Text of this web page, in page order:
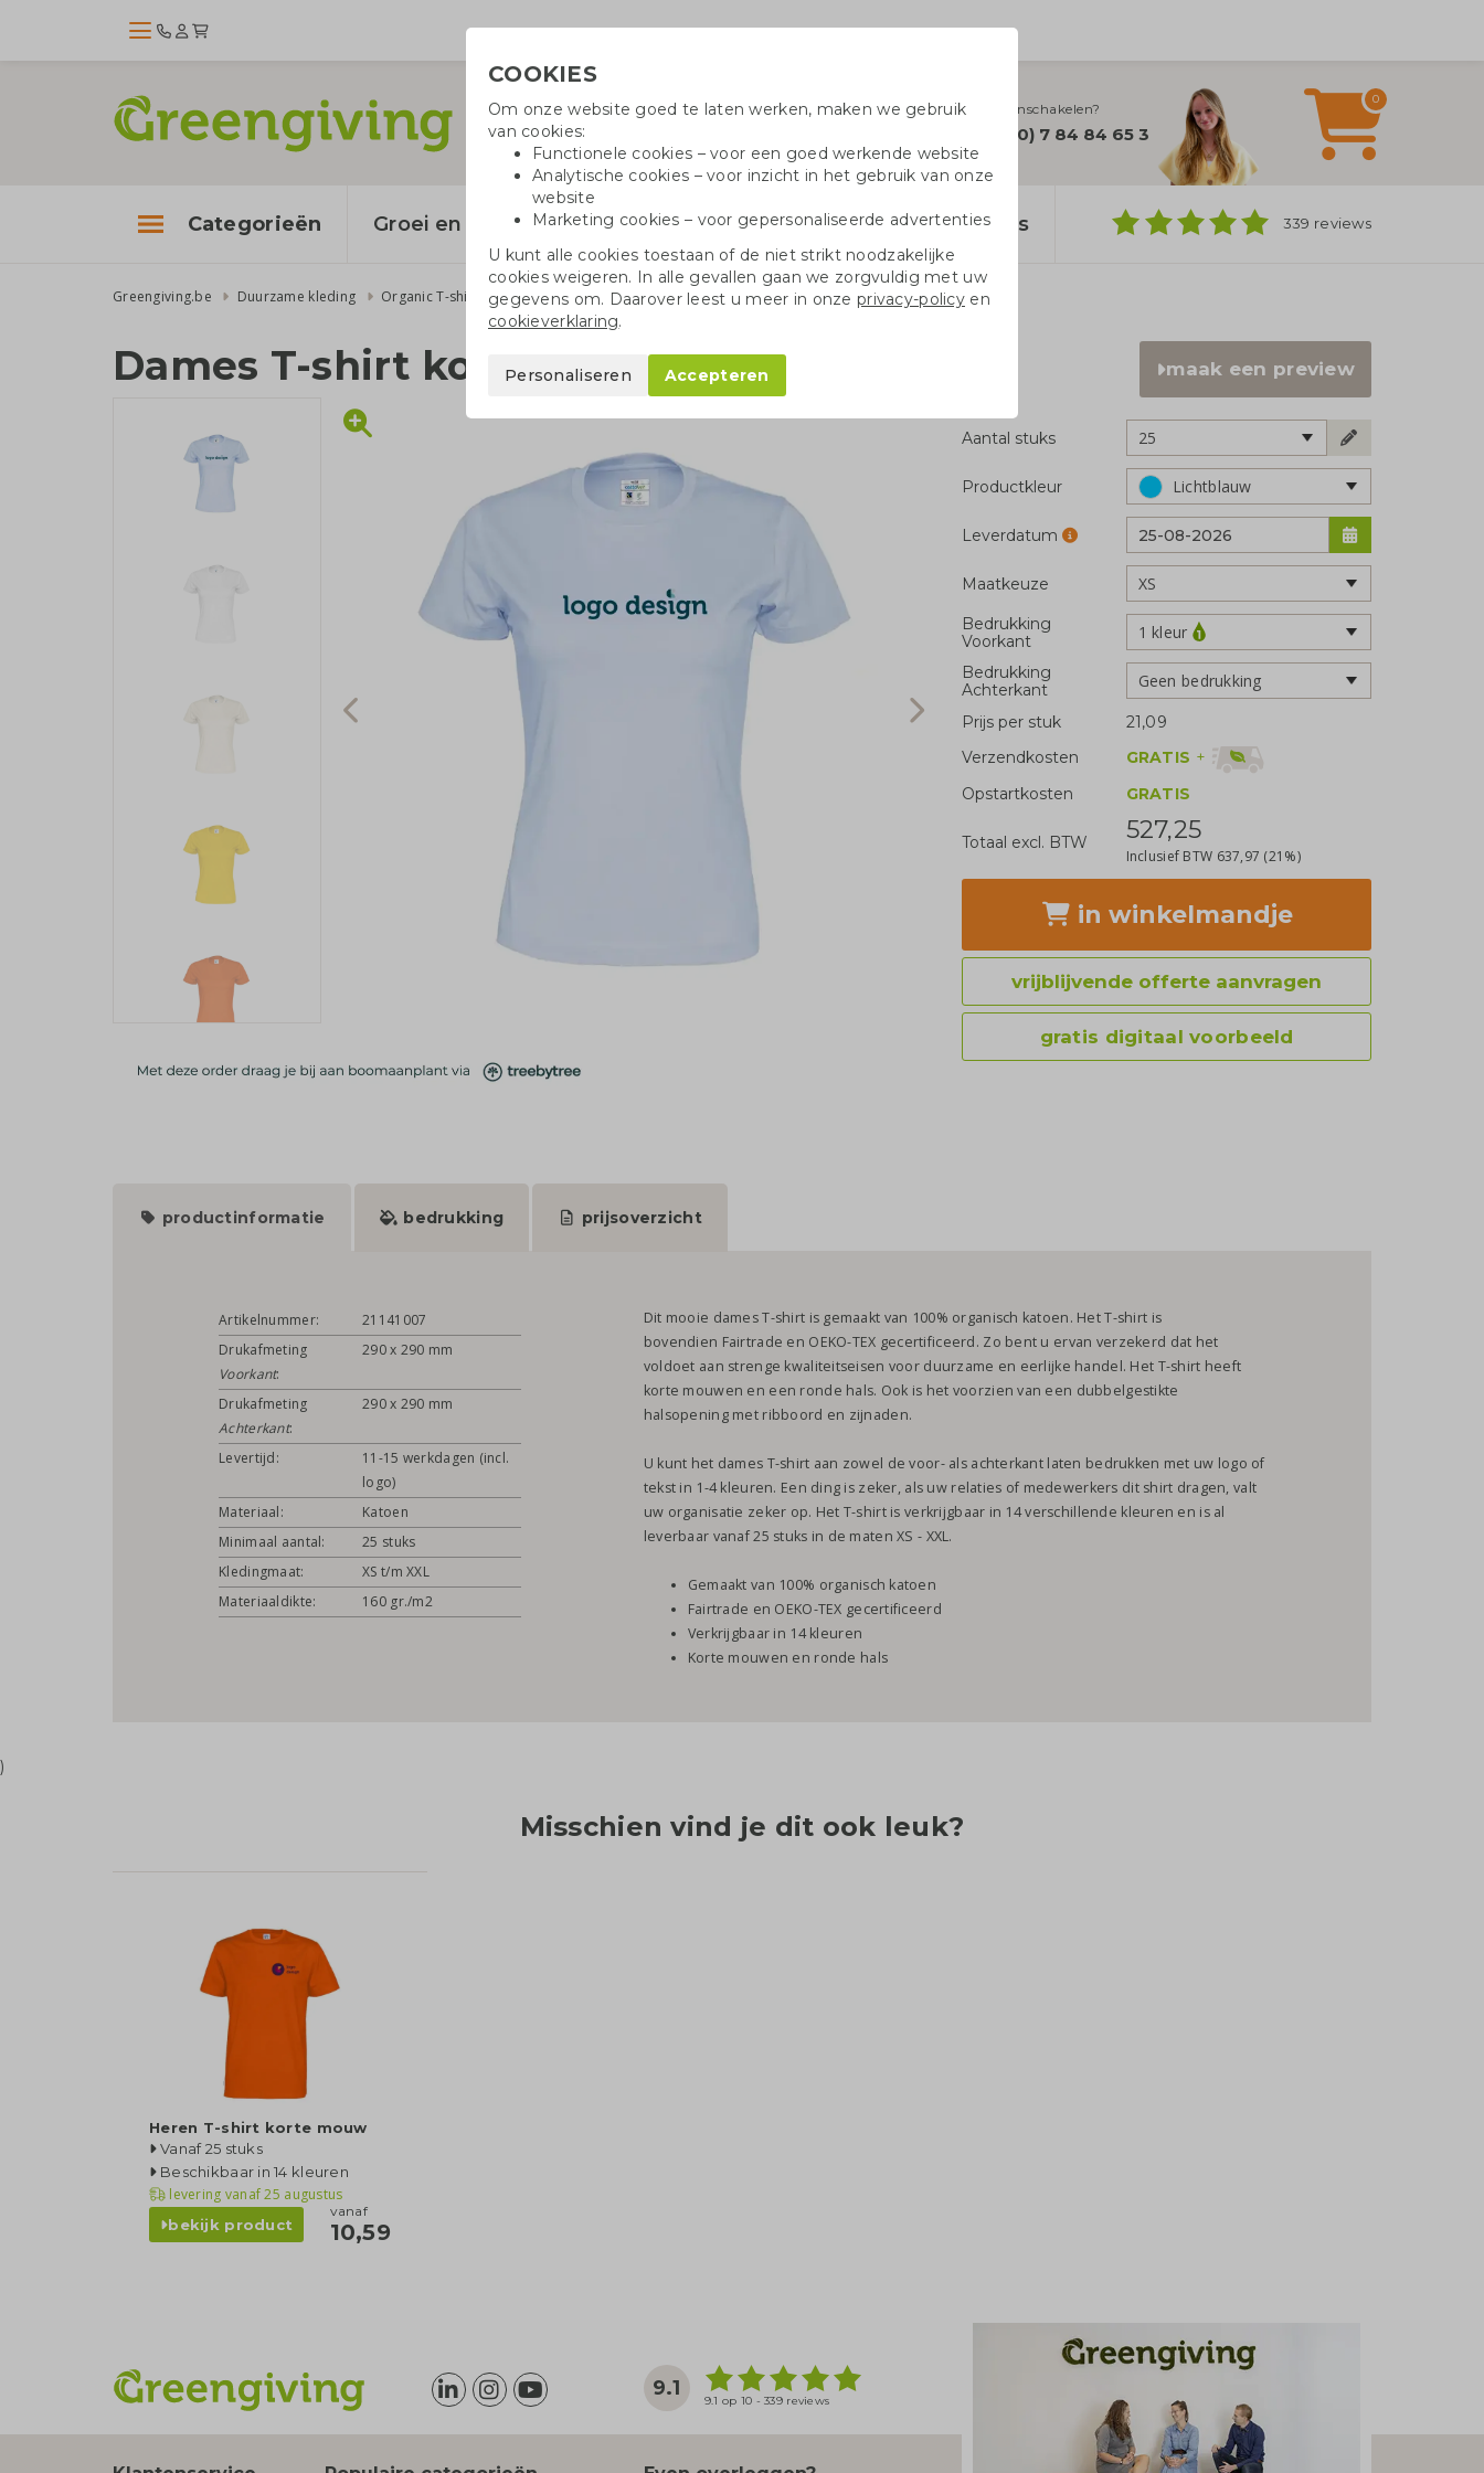
Hulplijn inschakelen?
+32 (0) 7 84 84 65 3
0
Categorieën Groei en bloei Drinkflessen Balpennen Tote bags 339 reviews
Greengiving.be Duurzame kleding Organic T-shirts Dames T-shirt korte mouw
Dames T-shirt korte mouw maak een preview
Aantal stuks 25
Productkleur Lichtblauw
Leverdatum
Maatkeuze
Bedrukking
Voorkant
1 kleur
Bedrukking
Achterkant
Geen bedrukking
Prijs per stuk
21,09
Verzendkosten
GRATIS +
Opstartkosten
GRATIS
Totaal excl. BTW 527,25
Inclusief BTW 637,97 (21%)
in winkelmandje
vrijblijvende offerte aanvragen
gratis digitaal voorbeeld
productinformatie bedrukking prijsoverzicht
Artikelnummer:
21141007
Drukafmeting
Voorkant:
290 x 290 mm
Drukafmeting
Achterkant:
290 x 290 mm
Levertijd:
11-15 werkdagen (incl.
logo)
Materiaal:
Katoen
Minimaal aantal:
25 stuks
Kledingmaat:
XS t/m XXL
Materiaaldikte:
160 gr./m2
Dit mooie dames T-shirt is gemaakt van 100% organisch katoen. Het T-shirt is
bovendien Fairtrade en OEKO-TEX gecertificeerd. Zo bent u ervan verzekerd dat het
voldoet aan strenge kwaliteitseisen voor duurzame en eerlijke handel. Het T-shirt heeft
korte mouwen en een ronde hals. Ook is het voorzien van een dubbelgestikte
halsopening met ribboord en zijnaden.
U kunt het dames T-shirt aan zowel de voor- als achterkant laten bedrukken met uw logo of
tekst in 1-4 kleuren. Een ding is zeker, als uw relaties of medewerkers dit shirt dragen, valt
uw organisatie zeker op. Het T-shirt is verkrijgbaar in 14 verschillende kleuren en is al
leverbaar vanaf 25 stuks in de maten XS - XXL.
Gemaakt van 100% organisch katoen
Fairtrade en OEKO-TEX gecertificeerd
Verkrijgbaar in 14 kleuren
Korte mouwen en ronde hals
)
Misschien vind je dit ook leuk?
Heren T-shirt korte mouw
Vanaf 25 stuks
Beschikbaar in 14 kleuren
levering vanaf25 augustus
bekijk product
vanaf
10,59
9.1
9.1 op 10 - 339 reviews
COOKIES
Om onze website goed te laten werken, maken we gebruik
van cookies:
Functionele cookies – voor een goed werkende website
Analytische cookies – voor inzicht in het gebruik van onze
website
Marketing cookies – voor gepersonaliseerde advertenties
U kunt alle cookies toestaan of de niet strikt noodzakelijke
cookies weigeren. In alle gevallen gaan we zorgvuldig met uw
gegevens om. Daarover leest u meer in onzeprivacy-policyen
cookieverklaring.
Personaliseren Accepteren